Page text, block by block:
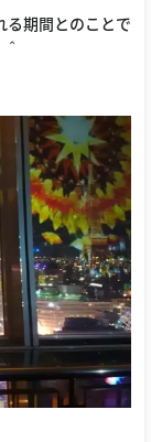
る期間とのことで